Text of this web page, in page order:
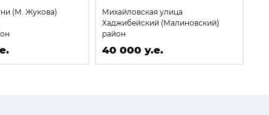
(М. Жукова)
Михайловская улица
Хаджибейский (Малиновский)
район
40 000 у.е.